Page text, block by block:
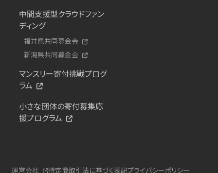
中間支援型クラウドファン
ディング
福井県共同募金会
新潟県共同募金会
マンスリー寄付挑戦プログ
ラム
小さな団体の寄付募集応
援プログラム
運営会社 特定商取引法に基づく表記プライバシーポリシー